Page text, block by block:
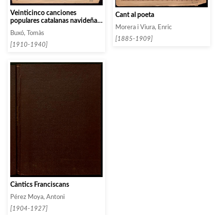
Veinticinco canciones
populares catalanas navideñas.
Cuaderno 1
Buxó, Tomàs
[1910-1940]
Cant al poeta
Morera i Viura, Enric
[1885-1909]
Càntics Franciscans
Pérez Moya, Antoni
[1904-1927]